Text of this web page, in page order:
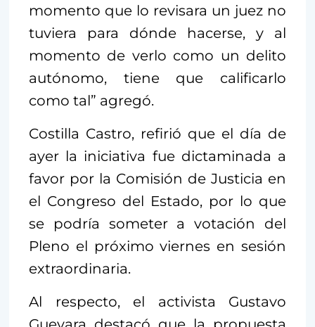
momento que lo revisara un juez no
tuviera para dónde hacerse, y al
momento de verlo como un delito
autónomo, tiene que calificarlo
como tal” agregó.
Costilla Castro, refirió que el día de
ayer la iniciativa fue dictaminada a
favor por la Comisión de Justicia en
el Congreso del Estado, por lo que
se podría someter a votación del
Pleno el próximo viernes en sesión
extraordinaria.
Al respecto, el activista Gustavo